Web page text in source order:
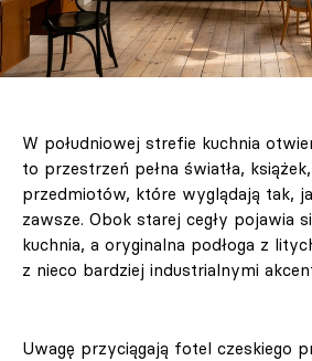
W południowej strefie kuchnia
to przestrzeń pełna światła,
przedmiotów, które wyglądają tak,
zawsze. Obok starej cegły pojawia
kuchnia, a oryginalna podłoga z
z nieco bardziej industrialnymi
Uwagę przyciągają fotel czeskiego